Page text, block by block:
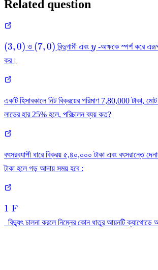
Related question
(3,0)
(3,0) ও (7,0)
(7, 0) বিন্দুগামী এবংy
y -অক্ষকে স্পর্শ করে
কর।
একটি হিসাবকালে নিট বিক্রয়ের পরিমাণ 7,80,000 টাকা,
লাভের হার 25% হলে, পরিচালন ব্যয় কত?
বৎসরব্যাপী ধারে বিক্রয় ৫,৪০,০০০ টাকা এবং বৎসরান্তে
টাকা হলে গড় আদায় সময় হবে :
\text{1
F}
1 F
বিদ্যুৎ চালনা করলে নিম্নের কোন ধাতুর আয়নটি ক্যাথোডে